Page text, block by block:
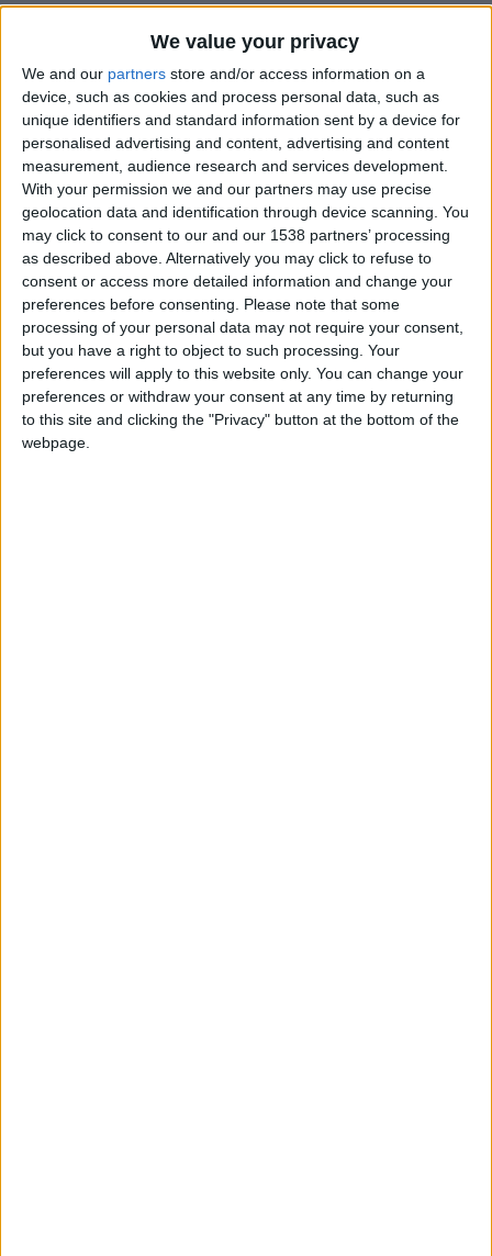
We value your privacy
We and our partners store and/or access information on a
device, such as cookies and process personal data, such as
unique identifiers and standard information sent by a device for
personalised advertising and content, advertising and content
measurement, audience research and services development.
With your permission we and our partners may use precise
geolocation data and identification through device scanning. You
may click to consent to our and our 1538 partners’ processing
as described above. Alternatively you may click to refuse to
consent or access more detailed information and change your
preferences before consenting.
Please note that some
processing of your personal data may not require your consent,
but you have a right to object to such processing. Your
preferences will apply to this website only. You can change your
preferences or withdraw your consent at any time by returning
to this site and clicking the "Privacy" button at the bottom of the
webpage.
Arrivé à l’AS Monaco à l’été 2020, dans les valises de Paul
Mitchell, l’entraîneur du Groupe Élite Damien Perrinelle
devrait intégrer le staff de l’équipe première ce jeudi, révèle
L’Équipe. Cette mesure, faite à la demande d’Adi Hütter et de
ses adjoints, serait prise pour essayer de trouver des solutions
quant à la mauvaise dynamique de l’ASM, battue le week-end
dernier par Toulouse et qui n’a remporté que deux rencontres
sur les huit matches disputés depuis le début de l’année civile.
Ce n’est pas la première fois que Perrinelle fait partie de
l’encadrement de l’équipe première. Sous Niko Kovac puis
Philippe Clement, il avait notamment eu pour mission de faire
le lien entre le groupe professionnel et l’Academy avant de